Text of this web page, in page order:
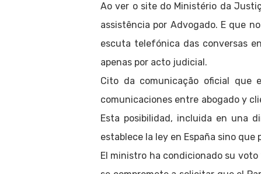
Ao ver o site do Ministério da
assistência por Advogado. E que
escuta telefónica das conversas
apenas por acto judicial.
Cito da comunicação oficial que
comunicaciones entre abogado y
Esta posibilidad, incluida en una
establece la ley en España sino
El ministro ha condicionado su